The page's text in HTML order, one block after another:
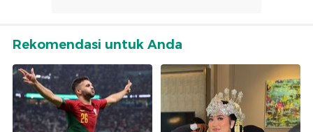
Rekomendasi untuk Anda